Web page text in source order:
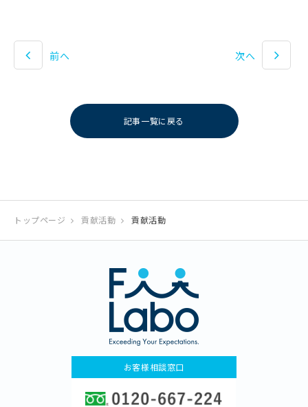
前へ 次へ
記事一覧に戻る
トップページ 貢献活動 貢献活動
お客様相談窓口